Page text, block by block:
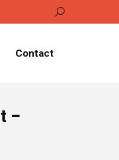
Recherche
:
Contact
–